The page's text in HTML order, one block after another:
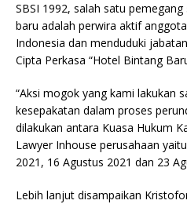
SBSI 1992, salah satu
baru adalah perwira aktif
Indonesia dan menduduki
Cipta Perkasa “Hotel Bintang
“Aksi mogok yang kami lakukan
kesepakatan dalam proses
dilakukan antara Kuasa Hukum
Lawyer Inhouse perusahaan
2021, 16 Agustus 2021 dan 23
Lebih lanjut disampaikan